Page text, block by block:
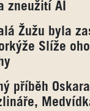
zneužití AI
Žužu byla
Slíže
příběh Oskara